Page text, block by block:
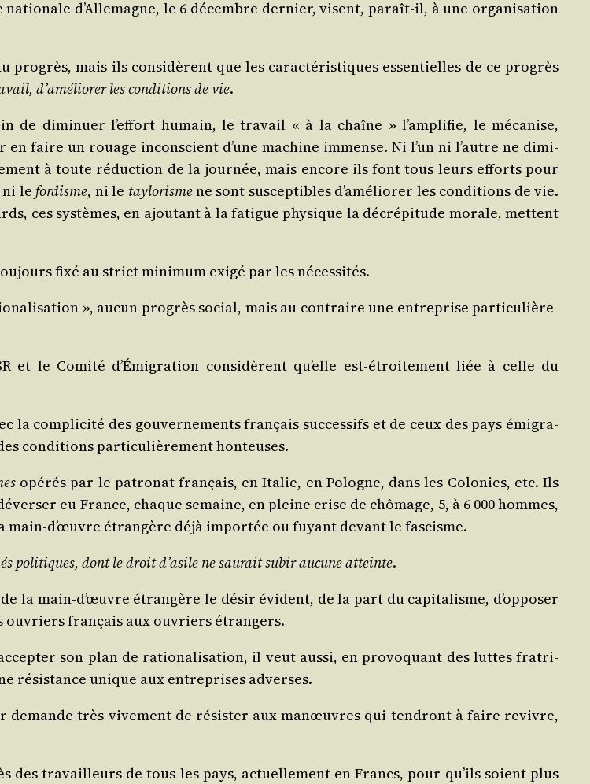
d’Allemagne, le 6 décembre der­nier, visent, paraît-il, à une orga­ni­sa­tion
pro­grès, mais ils consi­dèrent que les carac­té­ris­tiques essen­tielles de ce pro­grès
d’améliorer les condi­tions de vie.
de dimi­nuer l’effort humain, le tra­vail « à la chaîne » l’amplifie, le méca­nise,
faire un rouage incons­cient d’une machine immense. Ni l’un ni l’autre ne dimi­
à toute réduc­tion de la jour­née, mais encore ils font tous leurs efforts pour
ni lefor­disme, ni le tay­lo­rismene sont sus­cep­tibles d’améliorer les condi­tions de vie.
ces sys­tèmes, en ajou­tant à la fatigue phy­sique la décré­pi­tude morale, mettent
fixé au strict mini­mum exi­gé par les nécessités.
», aucun pro­grès social, mais au contraire une entre­prise par­ti­cu­liè­re­
et le Comi­té d’Émigration consi­dèrent qu’elle est-étroi­te­ment liée à celle du
la com­pli­ci­té des gou­ver­ne­ments fran­çais suc­ces­sifs et de ceux des pays émi­gra­
condi­tions par­ti­cu­liè­re­ment honteuses.
opé­rés par le patro­nat fran­çais, en Ita­lie, en Pologne, dans les Colo­nies, etc. Ils
eu France, chaque semaine, en pleine crise de chô­mage, 5, à 6 000 hommes,
étran­gère déjà impor­tée ou fuyant devant le fascisme.
poli­tiques, dont le droit d’asile ne sau­rait subir aucune atteinte.
la main‑d’œuvre étran­gère le désir évident, de la part du capi­ta­lisme, d’opposer
ouvriers fran­çais aux ouvriers étrangers.
son plan de ratio­na­li­sa­tion, il veut aus­si, en pro­vo­quant des luttes fra­tri­
résis­tance unique aux entre­prises adverses.
demande très vive­ment de résis­ter aux manœuvres qui ten­dront à faire revivre,
des tra­vailleurs de tous les pays, actuel­le­ment en Francs, pour qu’ils soient plus